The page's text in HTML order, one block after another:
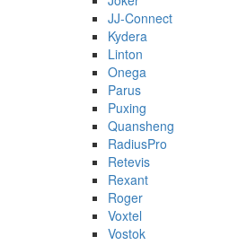
JJ-Connect
Kydera
Linton
Onega
Parus
Puxing
Quansheng
RadiusPro
Retevis
Rexant
Roger
Voxtel
Vostok